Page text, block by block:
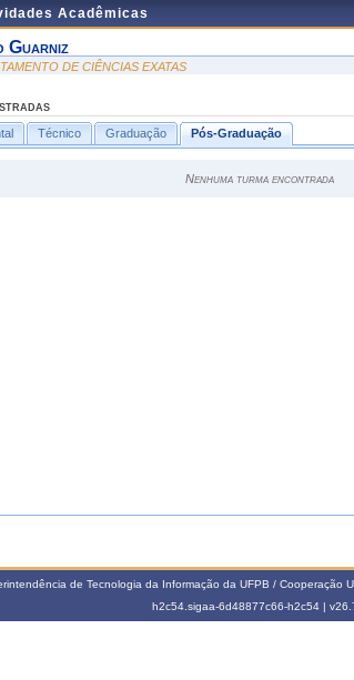
Acadêmicas
Guarniz
DE CIÊNCIAS EXATAS
Técnico Graduação Pós-Graduação
Nenhuma turma encontrada
de Tecnologia da Informação da UFPB / Cooperação
h2c54.sigaa-6d48877c66-h2c54 |